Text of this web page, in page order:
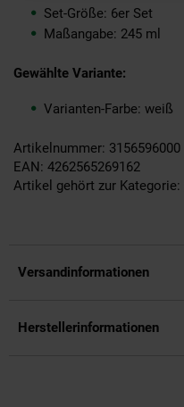
Set-Größe: 6er Set
Maßangabe: 245 ml
Gewählte Variante:
Varianten-Farbe: weiß
Artikelnummer: 3156596000
EAN: 4262565269162
Artikel gehört zur Kategorie:
Versandinformationen
Herstellerinformationen